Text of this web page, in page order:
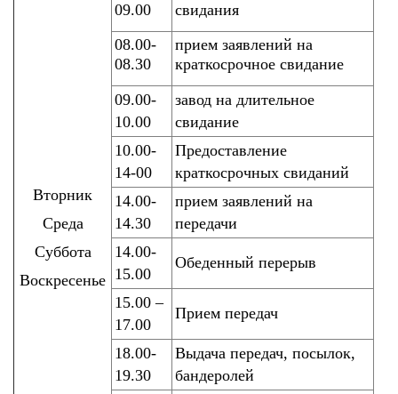
Вторник
Среда
Суббота
Воскресенье
09.00
свидания
08.00-
08.30
прием заявлений на
краткосрочное свидание
09.00-
10.00
завод на длительное
свидание
10.00-
14-00
Предоставление
краткосрочных свиданий
14.00-
14.30
прием заявлений на
передачи
14.00-
15.00
Обеденный перерыв
15.00 –
17.00
Прием передач
18.00-
19.30
Выдача передач, посылок,
бандеролей